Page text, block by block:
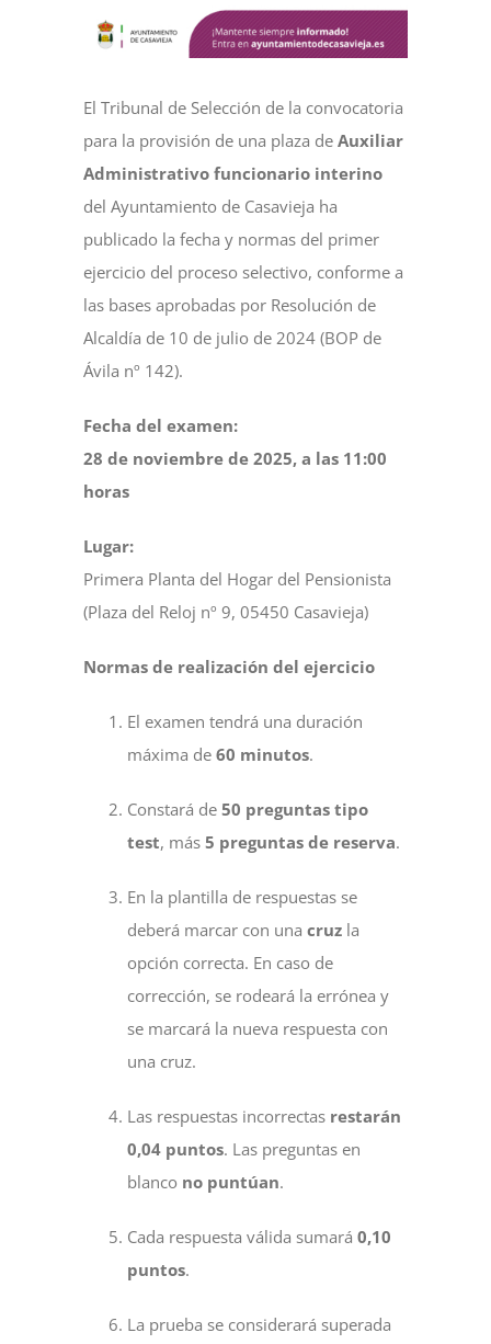
SEDE ELECTRÓNICA
CONTACTO
El Tribunal de Selección de la convocatoria
para la provisión de una plaza deAuxiliar
Administrativo funcionario interino
del Ayuntamiento de Casavieja ha
publicado la fecha y normas del primer
ejercicio del proceso selectivo, conforme a
las bases aprobadas por Resolución de
Alcaldía de 10 de julio de 2024 (BOP de
Ávila nº 142).
Fecha del examen:
28 de noviembre de 2025, a las 11:00
horas
Lugar:
Primera Planta del Hogar del Pensionista
(Plaza del Reloj nº 9, 05450 Casavieja)
Normas de realización del ejercicio
El examen tendrá una duración
máxima de60 minutos.
Constará de50 preguntas tipo
test, más5 preguntas de reserva.
En la plantilla de respuestas se
deberá marcar con unacruz la
opción correcta. En caso de
corrección, se rodeará la errónea y
se marcará la nueva respuesta con
una cruz.
Las respuestas incorrectas restarán
0,04 puntos. Las preguntas en
blanco no puntúan.
Cada respuesta válida sumará0,10
puntos.
La prueba se considerará superada